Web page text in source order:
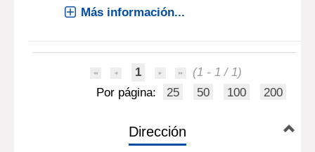
Más información...
1
(1 - 1 / 1)
Por página:
25 50 100 200
Dirección